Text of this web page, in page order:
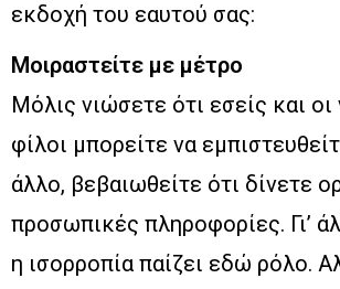
εκδοχή του εαυτού σας:
Μοιραστείτε με μέτρο
Μόλις νιώσετε ότι εσείς και οι
φίλοι μπορείτε να
άλλο, βεβαιωθείτε ότι δίνετε
προσωπικές πληροφορίες. Γι’
η ισορροπία παίζει εδώ ρόλο.